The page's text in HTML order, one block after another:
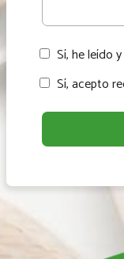
Sí, he leído
Sí, acepto